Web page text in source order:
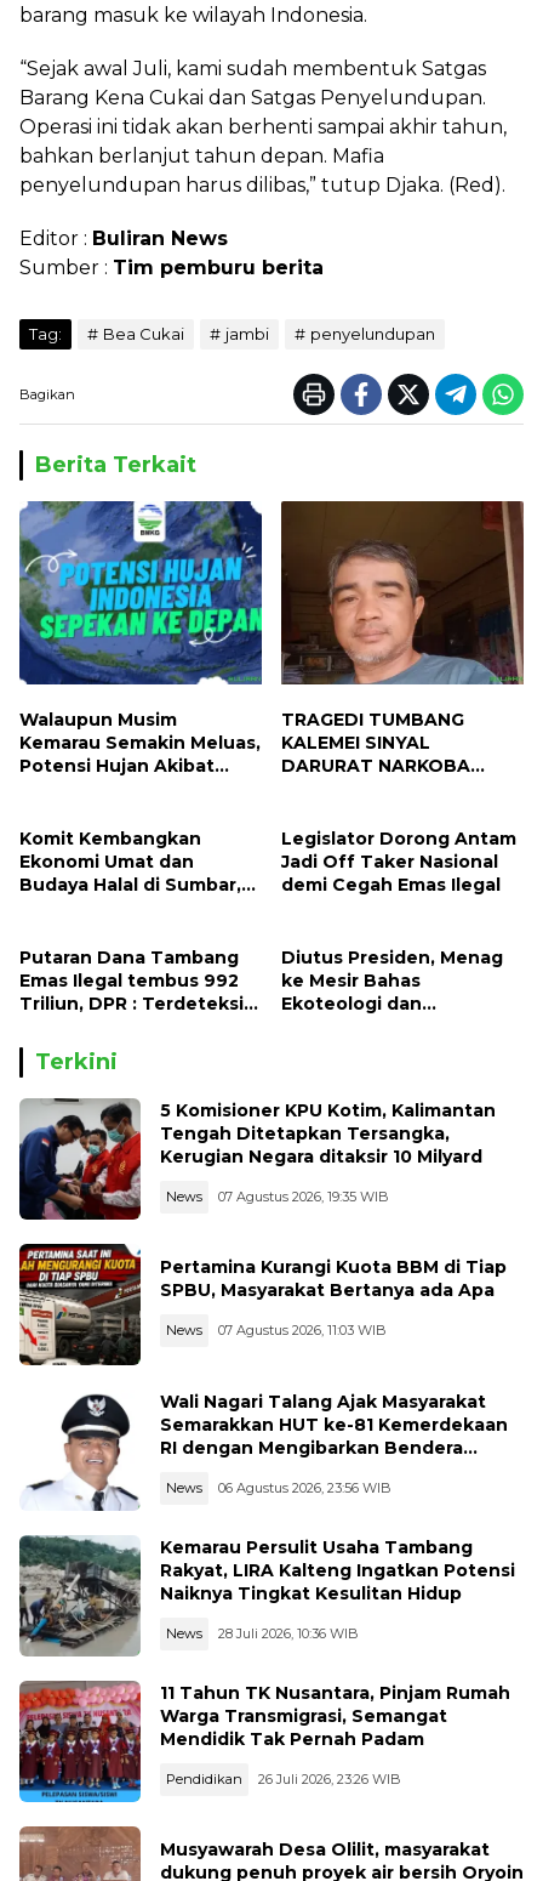
barang masuk ke wilayah Indonesia.
“Sejak awal Juli, kami sudah membentuk Satgas
Barang Kena Cukai dan Satgas Penyelundupan.
Operasi ini tidak akan berhenti sampai akhir tahun,
bahkan berlanjut tahun depan. Mafia
penyelundupan harus dilibas,” tutup Djaka. (Red).
Editor : Buliran News
Sumber : Tim pemburu berita
Tag: Bea Cukai jambi penyelundupan
Bagikan
Berita Terkait
Walaupun Musim
Kemarau Semakin Meluas,
Potensi Hujan Akibat
2026
TRAGEDI TUMBANG
KALEMEI SINYAL
DARURAT NARKOBA
Komit Kembangkan
Ekonomi Umat dan
Budaya Halal di Sumbar,
Legislator Dorong Antam
Jadi Off Taker Nasional
demi Cegah Emas Ilegal
Putaran Dana Tambang
Emas Ilegal tembus 992
Triliun, DPR : Terdeteksi
Hingga ke Luar Negeri
Diutus Presiden, Menag
ke Mesir Bahas
Ekoteologi dan
Terkini
5 Komisioner KPU Kotim, Kalimantan
Tengah Ditetapkan Tersangka,
Kerugian Negara ditaksir 10 Milyard
News 07 Agustus 2026, 19:35 WIB
Pertamina Kurangi Kuota BBM di Tiap
SPBU, Masyarakat Bertanya ada Apa
News 07 Agustus 2026, 11:03 WIB
Wali Nagari Talang Ajak Masyarakat
Semarakkan HUT ke-81 Kemerdekaan
RI dengan Mengibarkan Bendera
News 06 Agustus 2026, 23:56 WIB
Kemarau Persulit Usaha Tambang
Rakyat, LIRA Kalteng Ingatkan Potensi
Naiknya Tingkat Kesulitan Hidup
News 28 Juli 2026, 10:36 WIB
11 Tahun TK Nusantara, Pinjam Rumah
Warga Transmigrasi, Semangat
Mendidik Tak Pernah Padam
Pendidikan 26 Juli 2026, 23:26 WIB
Musyawarah Desa Olilit, masyarakat
dukung penuh proyek air bersih Oryoin